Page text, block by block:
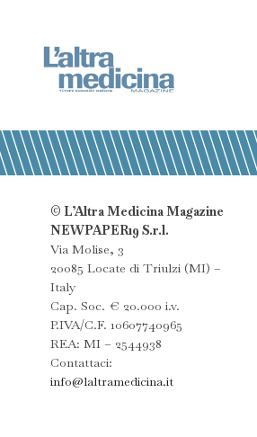
© L’Altra Medicina Magazine
NEWPAPER19 S.r.l.
Via Molise, 3
20085 Locate di Triulzi (MI) –
Italy
Cap. Soc. € 20.000 i.v.
P.IVA/C.F. 10607740965
REA: MI – 2544938
Contattaci:
info@laltramedicina.it